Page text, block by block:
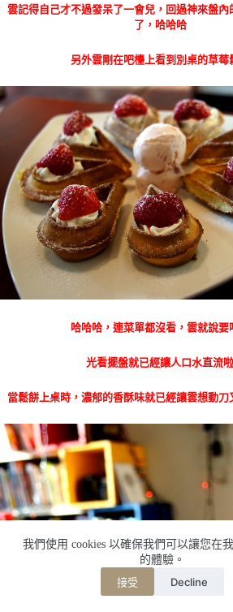
我們使用 cookies 以確保我們可以讓您在
的體驗。
接受 Decline
雲記得自己才不過發呆了一會兒，回過神來盤內
了，哈哈哈
另外雲剛在吧檯上看到別桌的草莓
哈哈哈，連菜單都沒看，雲就說要
光看擺盤就已經讓人口水直流啦
當鬆餅上桌時，濃郁的香酥味就已經讓雲想動刀